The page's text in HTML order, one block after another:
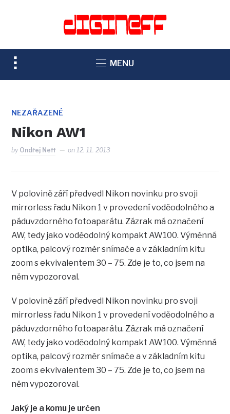
TOGGLE
SIDEBAR
NAVIGATION
MENU
NEZAŘAZENÉ
Nikon AW1
by Ondřej Neff on12. 11. 2013
V polovině září předvedl Nikon novinku pro svoji
mirrorless řadu Nikon 1 v provedení voděodolného a
páduvzdorného fotoaparátu. Zázrak má označení
AW, tedy jako voděodolný kompakt AW100. Výměnná
optika, palcový rozměr snímače a v základním kitu
zoom s ekvivalentem 30 – 75. Zde je to, co jsem na
něm vypozoroval.
V polovině září předvedl Nikon novinku pro svoji
mirrorless řadu Nikon 1 v provedení voděodolného a
páduvzdorného fotoaparátu. Zázrak má označení
AW, tedy jako voděodolný kompakt AW100. Výměnná
optika, palcový rozměr snímače a v základním kitu
zoom s ekvivalentem 30 – 75. Zde je to, co jsem na
něm vypozoroval.
Jaký je a komu je určen